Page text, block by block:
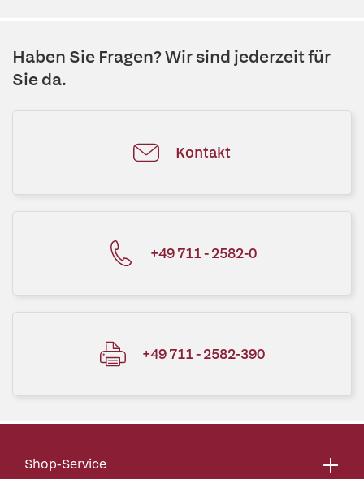
Haben Sie Fragen? Wir sind jederzeit für
Sie da.
Kontakt
+49 711 - 2582-0
+49 711 - 2582-390
Shop-Service